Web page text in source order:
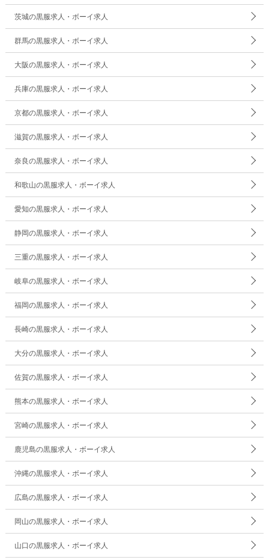
茨城の黒服求人・ボーイ求人
群馬の黒服求人・ボーイ求人
大阪の黒服求人・ボーイ求人
兵庫の黒服求人・ボーイ求人
京都の黒服求人・ボーイ求人
滋賀の黒服求人・ボーイ求人
奈良の黒服求人・ボーイ求人
和歌山の黒服求人・ボーイ求人
愛知の黒服求人・ボーイ求人
静岡の黒服求人・ボーイ求人
三重の黒服求人・ボーイ求人
岐阜の黒服求人・ボーイ求人
福岡の黒服求人・ボーイ求人
長崎の黒服求人・ボーイ求人
大分の黒服求人・ボーイ求人
佐賀の黒服求人・ボーイ求人
熊本の黒服求人・ボーイ求人
宮崎の黒服求人・ボーイ求人
鹿児島の黒服求人・ボーイ求人
沖縄の黒服求人・ボーイ求人
広島の黒服求人・ボーイ求人
岡山の黒服求人・ボーイ求人
山口の黒服求人・ボーイ求人